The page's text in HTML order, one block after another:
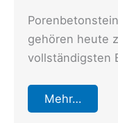
gehören heute
vollständigsten
Mehr…